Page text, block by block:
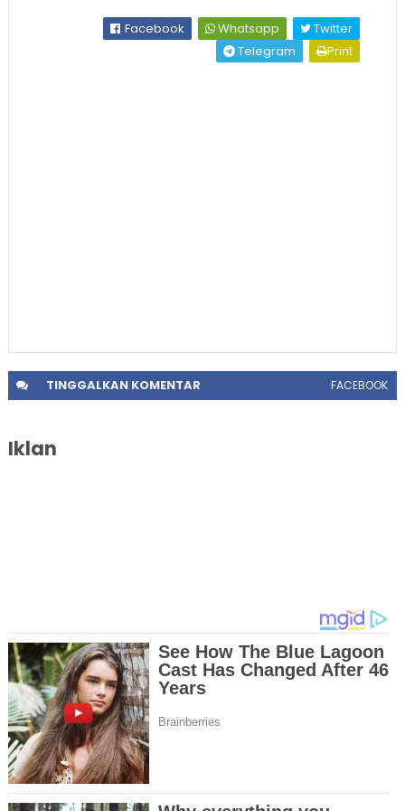
Facebook Whatsapp
Twitter
Telegram
Print
TINGGALKANKOMENTAR FACEBOOK
Iklan